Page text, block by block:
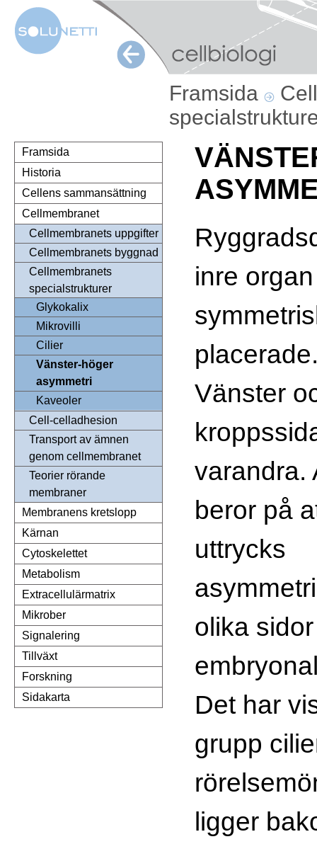
Framsida
Framsida
Historia
Cellens sammansättning
Cellmembranet
Cellmembranets uppgifter
Cellmembranets byggnad
Cellmembranets
specialstrukturer
Glykokalix
Mikrovilli
Cilier
Vänster-höger
asymmetri
Kaveoler
Cell-celladhesion
Transport av ämnen
genom cellmembranet
Teorier rörande
membraner
Membranens kretslopp
Kärnan
Cytoskelettet
Metabolism
Extracellulärmatrix
Mikrober
Signalering
Tillväxt
Forskning
Sidakarta
inre
Vänster
varandra.
beror på
uttrycks
olika
Det har
grupp
ligger